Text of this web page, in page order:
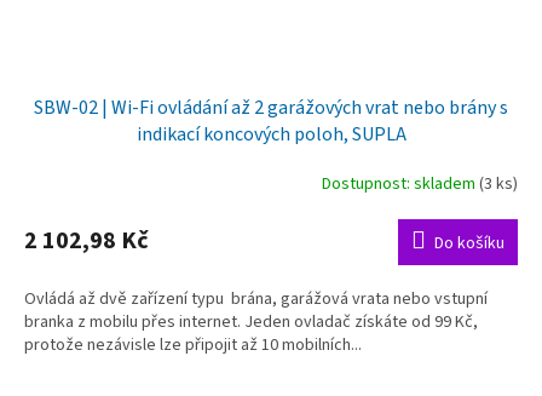
SBW-02 | Wi-Fi ovládání až 2 garážových vrat nebo brány s
indikací koncových poloh, SUPLA
Dostupnost: skladem (3 ks)
2 102,98 Kč Do košíku
Ovládá až dvě zařízení typu brána, garážová vrata nebo vstupní
branka z mobilu přes internet. Jeden ovladač získáte od 99 Kč,
protože nezávisle lze připojit až 10 mobilních...